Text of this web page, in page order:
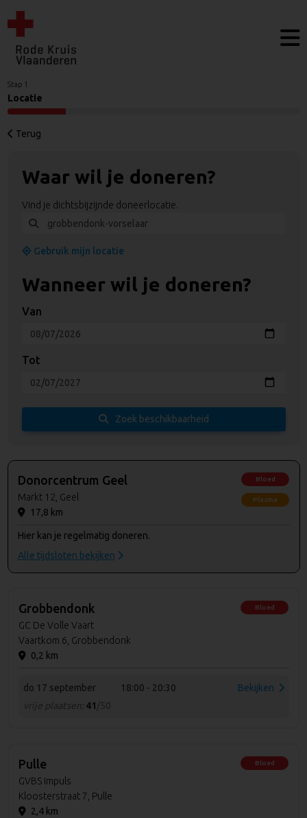
Stap 1
Locatie
Terug
Waar wil je doneren?
Vind je dichtsbijzijnde doneerlocatie.
Gebruik mijn locatie
Wanneer wil je doneren?
Van
Tot
Zoek beschikbaarheid
Donorcentrum Geel
Markt 12, Geel
17,8 km
Bloed
Plasma
Hier kan je regelmatig doneren.
Alle tijdsloten bekijken
Grobbendonk
GC De Volle Vaart
Vaartkom 6, Grobbendonk
0,2 km
Bloed
do 17 september
18:00 - 20:30
vrije plaatsen: 41 /50
Bekijken
Pulle
GVBS Impuls
Kloosterstraat 7, Pulle
2,4 km
Bloed